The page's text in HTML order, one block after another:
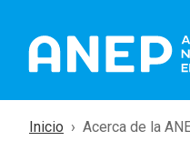
Inicio Acerca de la